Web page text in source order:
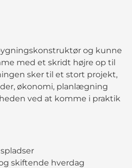
og kunne
med et skridt højre op til
sker til et stort projekt,
økonomi, planlægning
ved at komme i praktik
skiftende hverdag